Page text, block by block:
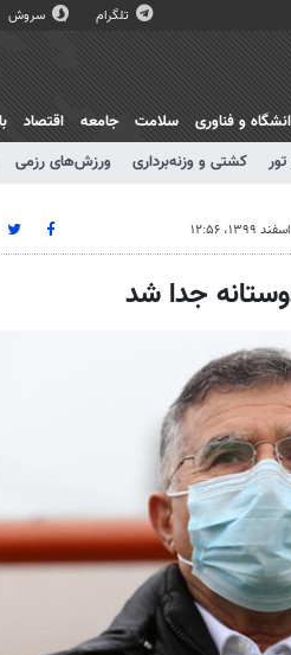
تلگرام سروش
و فناوری سلامت جامعه اقتصاد
کشتی و وزنه‌برداری ورزش‌های رزمی
جدا شد